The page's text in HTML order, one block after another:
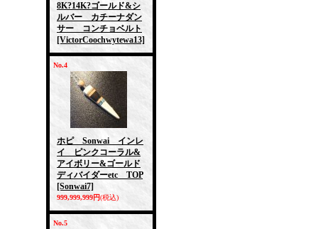
8K?14K?ゴールド&シ
ルバー カチーナダン
サー コンチョベルト
[VictorCoochwytewa13]
No.4
ホピ Sonwai インレ
イ ピンクコーラル&
アイボリー&ゴールド
ディバイダーetc TOP
[Sonwai7]
999,999,999円(税込)
No.5